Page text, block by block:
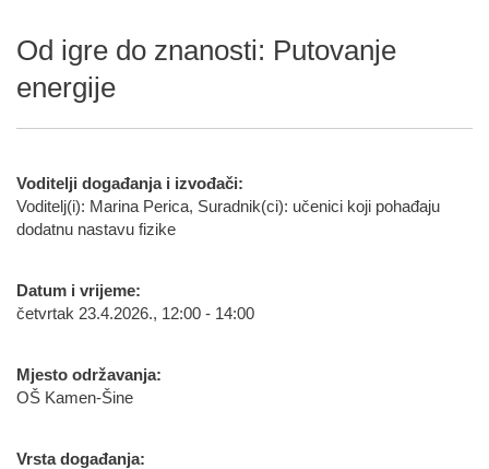
Od igre do znanosti: Putovanje
energije
Voditelji događanja i izvođači:
Voditelj(i): Marina Perica, Suradnik(ci): učenici koji pohađaju
dodatnu nastavu fizike
Datum i vrijeme:
četvrtak 23.4.2026., 12:00 - 14:00
Mjesto održavanja:
OŠ Kamen-Šine
Vrsta događanja: